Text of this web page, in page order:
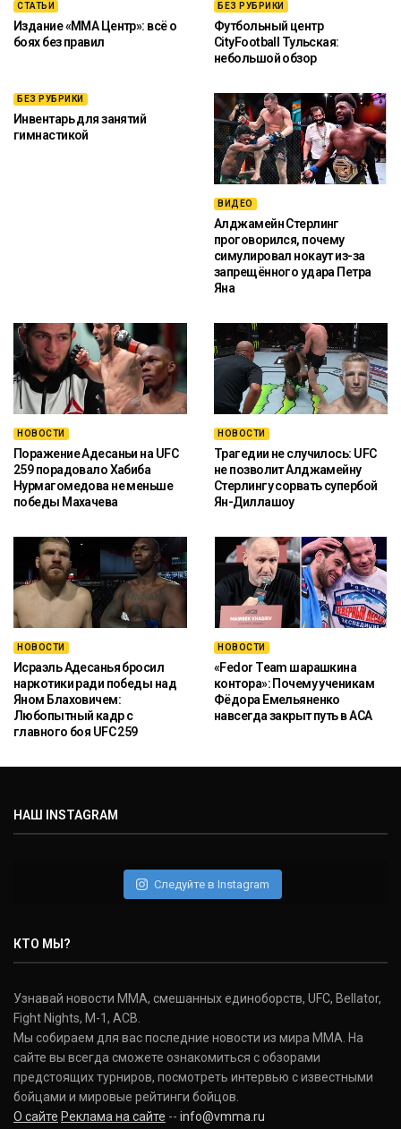
СТАТЬИ
Издание «ММА Центр»: всё о
боях без правил
БЕЗ РУБРИКИ
Футбольный центр
CityFootball Тульская:
небольшой обзор
БЕЗ РУБРИКИ
Инвентарь для занятий
гимнастикой
ВИДЕО
Алджамейн Стерлинг
проговорился, почему
симулировал нокаут из-за
запрещённого удара Петра
Яна
НОВОСТИ
Поражение Адесаньи на UFC
259 порадовало Хабиба
Нурмагомедова не меньше
победы Махачева
НОВОСТИ
Трагедии не случилось: UFC
не позволит Алджамейну
Стерлингу сорвать супербой
Ян-Диллашоу
НОВОСТИ
Исраэль Адесанья бросил
наркотики ради победы над
Яном Блаховичем:
Любопытный кадр с
главного боя UFC 259
НОВОСТИ
«Fedor Team шарашкина
контора»: Почему ученикам
Фёдора Емельяненко
навсегда закрыт путь в ACA
НАШ INSTAGRAM
Следуйте в Instagram
КТО МЫ?
Узнавай новости ММА, смешанных единоборств, UFC, Bellator,
Fight Nights, M-1, ACB.
Мы собираем для вас последние новости из мира ММА. На
сайте вы всегда сможете ознакомиться с обзорами
предстоящих турниров, посмотреть интервью с известными
бойцами и мировые рейтинги бойцов.
О сайте Реклама на сайте -- info@vmma.ru